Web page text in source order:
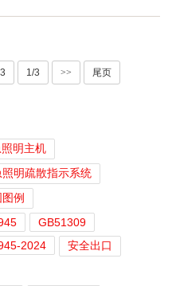
3 1/3 >> 尾页
明主机
明疏散指示系统
例
GB51309
2024
安全出口